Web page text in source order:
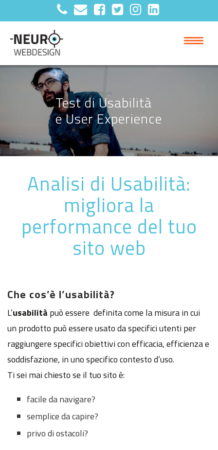
Test di Usabilità
e User Experience
Analisi di Usabilità:
migliora la
performance del tuo
sito web
Che cos’è l’usabilità?
L’usabilità può essere definita come la misura in cui
un prodotto può essere usato da specifici utenti per
raggiungere specifici obiettivi con efficacia, efficienza e
soddisfazione, in uno specifico contesto d’uso.
Ti sei mai chiesto se il tuo sito è:
facile da navigare?
semplice da capire?
privo di ostacoli?